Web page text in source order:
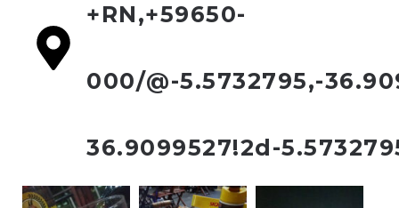
+RN,+59650-
000/@-5.5732795,-
36.9099527!2d-